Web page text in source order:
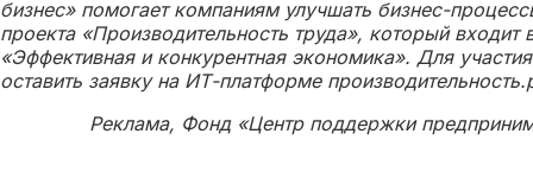
бизнес» помогает компаниям улучшать бизнес-
проекта «Производительность труда», который входит
«Эффективная и конкурентная экономика». Для
оставить заявку на ИТ-платформе
Реклама, Фонд «Центр поддержки